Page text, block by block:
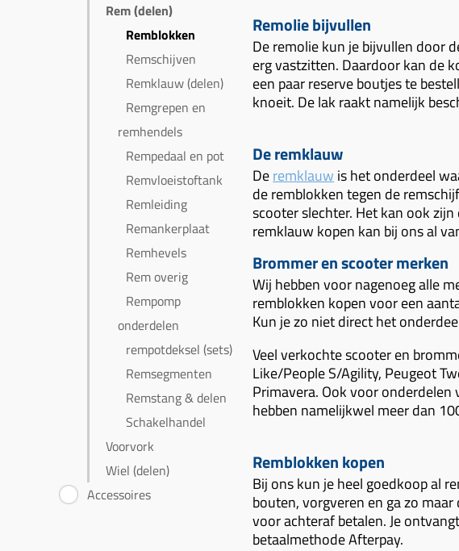
Rem (delen)
Remblokken
Remschijven
Remklauw (delen)
Remgrepen en
remhendels
Rempedaal en pot
Remvloeistoftank
Remleiding
Remankerplaat
Remhevels
Rem overig
Rempomp
onderdelen
rempotdeksel (sets)
Remsegmenten
Remstang & delen
Schakelhandel
Voorvork
Wiel (delen)
Accessoires
Remolie bijvullen
De remolie kun je bijvullen door
erg vastzitten. Daardoor kan de
een paar reserve boutjes te
knoeit. De lak raakt namelijk
De remklauw
Deremklauw is het onderdeel
de remblokken tegen de
scooter slechter. Het kan ook
remklauw kopen kan bij ons al
Brommer en scooter merken
Wij hebben voor nagenoeg alle
remblokken kopen voor een
Kun je zo niet direct het
Veel verkochte scooter en
Like/People S/Agility, Peugeot
Primavera. Ook voor
hebben namelijkwel meer dan
Remblokken kopen
Bij ons kun je heel goedkoop al
bouten, vorgveren en ga zo
voor achteraf betalen. Je
betaalmethode Afterpay.